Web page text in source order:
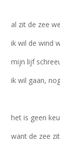
al zit de zee
ik wil de wind
mijn lijf
ik wil gaan,
het is geen
want de zee